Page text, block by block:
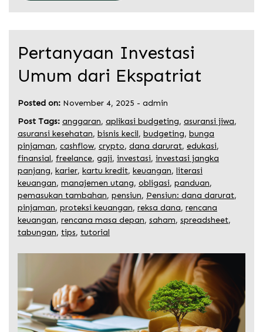
Pertanyaan Investasi
Umum dari Ekspatriat
Posted on: November 4, 2025 - admin
Post Tags: anggaran, aplikasi budgeting, asuransi jiwa,
asuransi kesehatan, bisnis kecil, budgeting, bunga
pinjaman, cashflow, crypto, dana darurat, edukasi,
finansial, freelance, gaji, investasi, investasi jangka
panjang, karier, kartu kredit, keuangan, literasi
keuangan, manajemen utang, obligasi, panduan,
pemasukan tambahan, pensiun, Pensiun: dana darurat,
pinjaman, proteksi keuangan, reksa dana, rencana
keuangan, rencana masa depan, saham, spreadsheet,
tabungan, tips, tutorial